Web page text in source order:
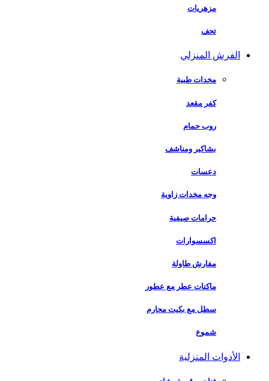
مزهريات
تحف
الفرش المنزلي
مخدات طبية
كفر مقعد
روب حمام
بشاكير ومناشف
دعسات
وجه مخدات زاوية
حرامات صيفية
اكسسوارات
مفارش طاولة
ماكنات عطر مع عطور
سطل مع بكيت محارم
شموع
الأدوات المنزلية